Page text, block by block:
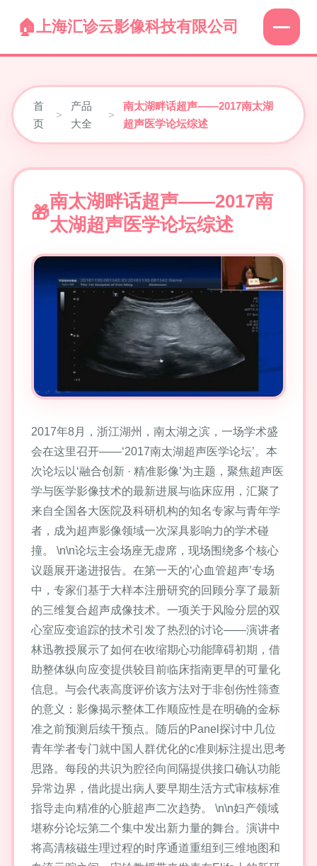
上海汇诊云影像科技有限公司
首
页
>
产品
大全
>
南太湖畔话超声——2017南太湖
超声医学论坛综述
南太湖畔话超声——2017南
太湖超声医学论坛综述
2017年8月，浙江湖州，南太湖之滨，一场学术盛
会在这里召开——‘2017南太湖超声医学论坛’。本
次论坛以‘融合创新 · 精准影像’为主题，聚焦超声医
学与医学影像技术的最新进展与临床应用，汇聚了
来自全国各大医院及科研机构的知名专家与青年学
者，成为超声影像领域一次深具影响力的学术碰
撞。 \n\n论坛主会场座无虚席，现场围绕多个核心
议题展开递进报告。在第一天的‘心血管超声’专场
中，专家们基于大样本注册研究的回顾分享了最新
的三维复合超声成像技术。一项关于风险分层的双
心室应变追踪的技术引发了热烈的讨论——演讲者
林迅教授展示了如何在收缩期心功能障碍初期，借
助整体纵向应变提供较目前临床指南更早的可量化
信息。与会代表高度评价该方法对于非创伤性筛查
的意义：影像揭示整体工作顺应性是在明确的金标
准之前预测后续干预点。随后的Panel探讨中几位
青年学者专门就中国人群优化的c准则标注提出思考
思路。每段的共识为腔径向间隔提供接口确认功能
异常边界，借此提出病人要早期生活方式审核标准
指导走向精准的心脏超声二次趋势。 \n\n妇产领域
堪称分论坛第二个集中发出新力量的舞台。演讲中
将高清核磁生理过程的时序通道重组到三维地图和